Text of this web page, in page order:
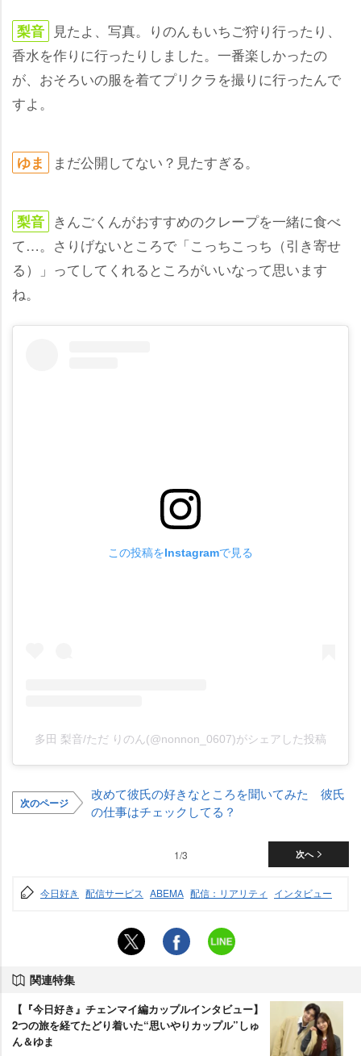
梨音 見たよ、写真。りのんもいちご狩り行ったり、
香水を作りに行ったりしました。一番楽しかったの
が、おそろいの服を着てプリクラを撮りに行ったんで
すよ。
ゆま まだ公開してない？見たすぎる。
梨音 きんごくんがおすすめのクレープを一緒に食べ
て…。さりげないところで「こっちこっち（引き寄せ
る）」ってしてくれるところがいいなって思います
ね。
この投稿をInstagramで見る
多田 梨音/ただ りのん(@nonnon_0607)がシェアした投稿
次のページ
改めて彼氏の好きなところを聞いてみた 彼氏
の仕事はチェックしてる？
次へ
1/3
今日好き 配信サービス ABEMA 配信：リアリティ インタビュー
関連特集
【『今日好き』チェンマイ編カップルインタビュー】
2つの旅を経てたどり着いた“思いやりカップル”しゅ
ん＆ゆま